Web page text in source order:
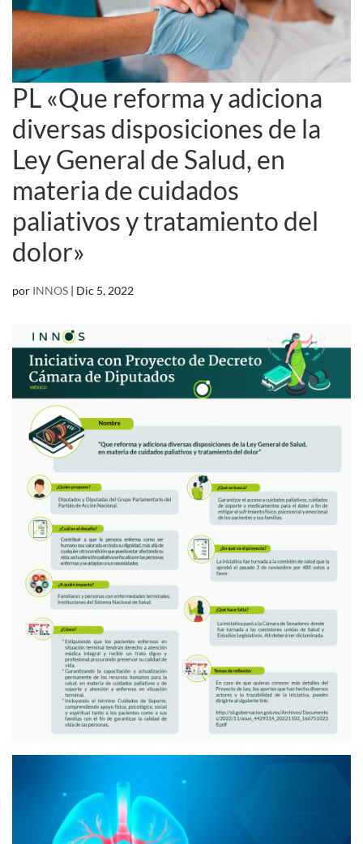
PL «Que reforma y adiciona
diversas disposiciones de la
Ley General de Salud, en
materia de cuidados
paliativos y tratamiento del
dolor»
por INNOS | Dic 5, 2022